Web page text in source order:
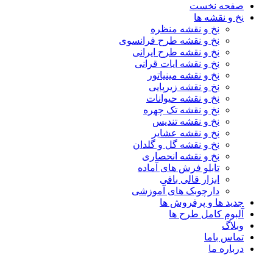
صفحه نخست
نخ و نقشه ها
نخ و نقشه منظره
نخ و نقشه طرح فرانسوی
نخ و نقشه طرح ایرانی
نخ و نقشه ایات قرانی
نخ و نقشه مینیاتور
نخ و نقشه زیرپایی
نخ و نقشه حیوانات
نخ و نقشه تک چهره
نخ و نقشه تندیس
نخ و نقشه عشایر
نخ و نقشه گل و گلدان
نخ و نقشه انحصاری
تابلو فرش های آماده
ابزار قالی بافی
دارچوبک های آموزشی
جدید ها و پرفروش ها
آلبوم کامل طرح ها
وبلاگ
تماس باما
درباره ما